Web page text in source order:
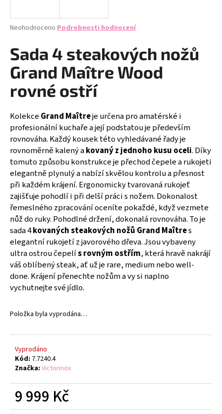
Průměrné
produktu
je
0,0
z
hvězdiček.
Neohodnoceno Podrobnosti hodnocení
Sada 4 steakových nožů
Grand Maître Wood
rovné ostří
KolekceGrand Maîtreje určena pro amatérské i
profesionální kuchaře a její podstatou je především
rovnováha. Každý kousek této vyhledávané řady je
rovnoměrně kalený akovaný z jednoho kusu oceli. Díky
tomuto způsobu konstrukce je přechod čepele a rukojeti
elegantně plynulý a nabízí skvělou kontrolu a přesnost
při každém krájení. Ergonomicky tvarovaná rukojeť
zajišťuje pohodlí i při delší práci s nožem. Dokonalost
řemeslného zpracování oceníte pokaždé, když vezmete
nůž do ruky. Pohodlné držení, dokonalá rovnováha. To je
sada 4kovaných steakových nožů Grand Maîtres
elegantní rukojetí z javorového dřeva. Jsou vybaveny
ultra ostrou čepelís rovným ostřím, která hravě nakrájí
váš oblíbený steak, ať už je rare, medium nebo well-
done. Krájení přenechte nožům a vy si naplno
vychutnejte své jídlo.
Položka byla vyprodána…
Vyprodáno
Kód: 7.7240.4
Značka: Victorinox
9 999 Kč
Měrná
j
t
?
HLEDAT
D
o
p
o
r
u
č
u
j
e
m
e
NA
VICTORINOX
CLASSIC
11
CM
179
Kč